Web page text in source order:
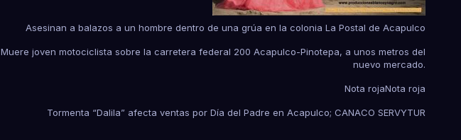
Asesinan a balazos a un hombre dentro de una grúa en la colonia La Postal de Acapulco
Muere joven motociclista sobre la carretera federal 200 Acapulco-Pinotepa, a unos metros del
nuevo mercado.
Nota rojaNota roja
Tormenta “Dalila” afecta ventas por Día del Padre en Acapulco; CANACO SERVYTUR